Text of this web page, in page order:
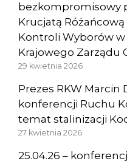
bezkompromisowy
Krucjatą
Kontroli Wyborów w
Krajowego Zarządu
29 kwietnia 2026
Prezes RKW Marcin
konferencji Ruchu
temat stalinizacji
27 kwietnia 2026
25.04.26 –